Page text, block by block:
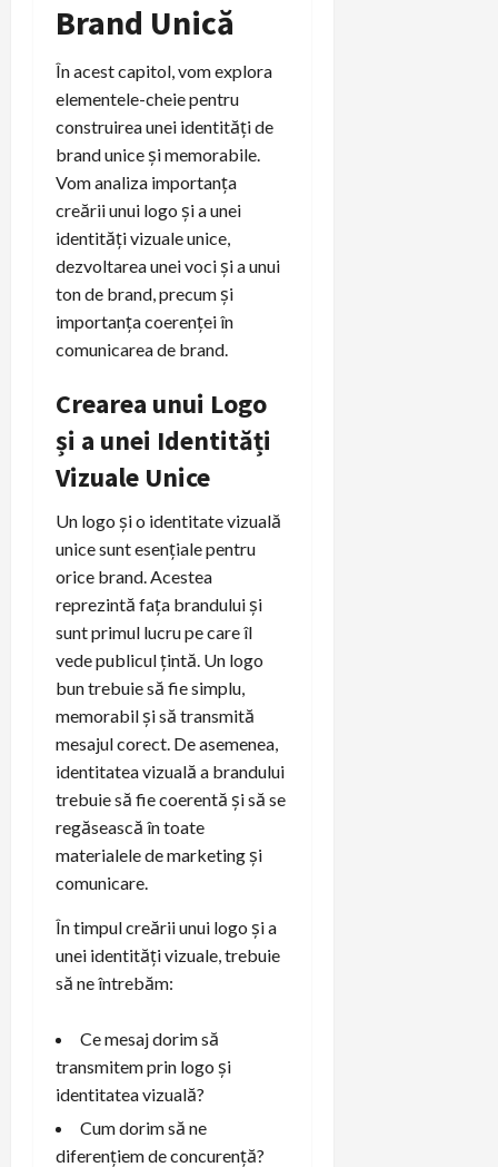
Brand Unică
În acest capitol, vom explora
elementele-cheie pentru
construirea unei identități de
brand unice și memorabile.
Vom analiza importanța
creării unui logo și a unei
identități vizuale unice,
dezvoltarea unei voci și a unui
ton de brand, precum și
importanța coerenței în
comunicarea de brand.
Crearea unui Logo
și a unei Identități
Vizuale Unice
Un logo și o identitate vizuală
unice sunt esențiale pentru
orice brand. Acestea
reprezintă fața brandului și
sunt primul lucru pe care îl
vede publicul țintă. Un logo
bun trebuie să fie simplu,
memorabil și să transmită
mesajul corect. De asemenea,
identitatea vizuală a brandului
trebuie să fie coerentă și să se
regăsească în toate
materialele de marketing și
comunicare.
În timpul creării unui logo și a
unei identități vizuale, trebuie
să ne întrebăm:
Ce mesaj dorim să
transmitem prin logo și
identitatea vizuală?
Cum dorim să ne
diferențiem de concurență?